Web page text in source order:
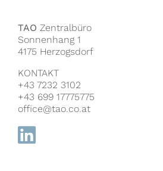
TAO Zentralbüro
Sonnenhang 1
4175 Herzogsdorf
KONTAKT
+43 7232 3102
+43 699 17775775
office@tao.co.at